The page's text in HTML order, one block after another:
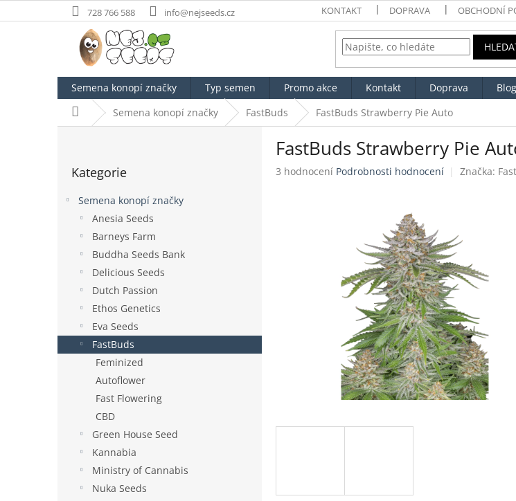
na
728 766 588 info@nejseeds.cz KONTAKT DOPRAVA OBCHODNÍ
Semena konopí značky Typ semen Promo akce Kontakt Doprava
Blog
Domů Semena konopí značky FastBuds FastBuds Strawberry Pie Auto
l
kategorie
Kategorie
Semena konopí značky
Anesia Seeds
Barneys Farm
Buddha Seeds Bank
Delicious Seeds
Dutch Passion
Ethos Genetics
Eva Seeds
FastBuds
Feminized
Autoflower
Fast Flowering
CBD
Green House Seed
Kannabia
Ministry of Cannabis
Nuka Seeds
FastBuds Strawberry Pie
Průměrné
3 hodnocení Podrobnosti hodnocení Značka: